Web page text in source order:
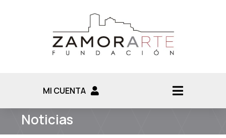
MI CUENTA
Noticias